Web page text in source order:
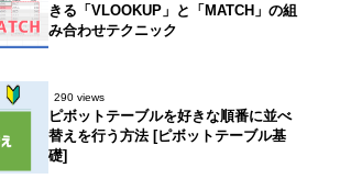
きる「VLOOKUP」と「MATCH」の組
み合わせテクニック
290 views
ピボットテーブルを好きな順番に並べ
替えを行う方法 [ピボットテーブル基
礎]